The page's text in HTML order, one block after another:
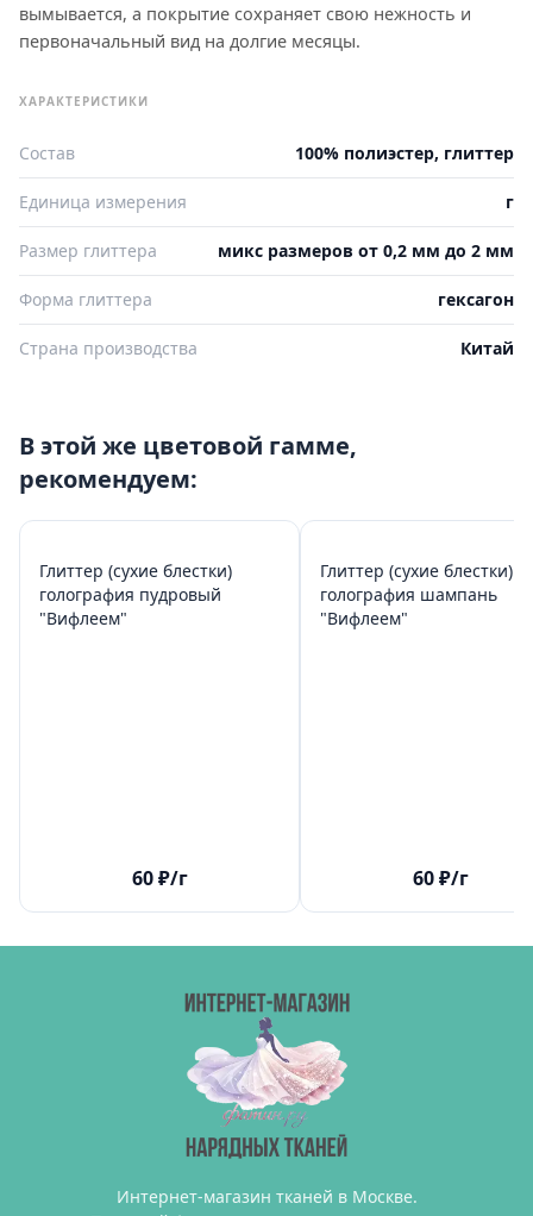
вымывается, а покрытие сохраняет свою нежность и
первоначальный вид на долгие месяцы.
ХАРАКТЕРИСТИКИ
Состав 100% полиэстер, глиттер
Единица измерения г
Размер глиттера микс размеров от 0,2 мм до 2 мм
Форма глиттера гексагон
Страна производства Китай
В этой же цветовой гамме,
рекомендуем:
Глиттер (сухие блестки)
голография пудровый
"Вифлеем"
60₽/г
Глиттер (сухие блестки)
голография шампань
"Вифлеем"
60₽/г
Интернет-магазин тканей в Москве.